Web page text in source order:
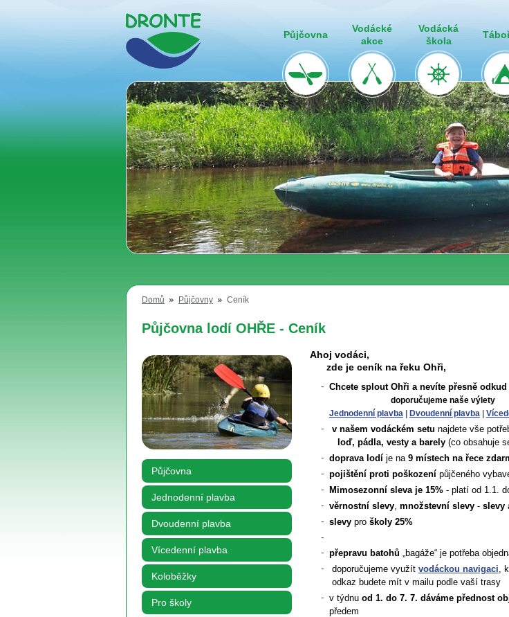
Půjčovna
Vodácké
akce
Vodácká
škola
Domů Půjčovny Ceník
Půjčovna lodí OHŘE - Ceník
Půjčovna
Jednodenní plavba
Dvoudenní plavba
Vícedenní plavba
Koloběžky
Pro školy
Ahoj vodáci,
zde je ceník na řeku Ohři,
Chcete splout Ohři a nevíte přesně odkud
doporučujeme naše výlety
Jednodenní plavba| Dvoudenní plavba|
v našem vodáckém setu najdete vše
loď, pádla, vesty a barely(co obsahuje
doprava lodí je na9 místech na řece
pojištění proti poškození půjčeného
Mimosezonní sleva je 15%- platí od 1.1.
věrnostní slevy, množstevní slevy- slevy
slevy pro školy 25%
přepravu batohů „bagáže“ je potřeba
doporučujeme využít vodáckou navigaci,
odkaz budete mít v mailu podle vaší trasy
v týdnu od 1. do 7. 7. dáváme přednost
předem